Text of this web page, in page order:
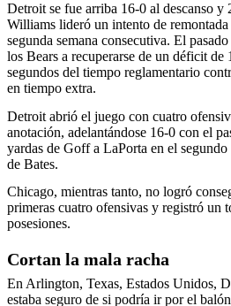
Detroit se fue arriba 16-0 al descanso y
Williams lideró un intento de
segunda semana consecutiva. El
los Bears a recuperarse de un déficit de
segundos del tiempo reglamentario
en tiempo extra.
Detroit abrió el juego con cuatro
anotación, adelantándose 16-0 con el
yardas de Goff a LaPorta en el
de Bates.
Chicago, mientras tanto, no logró
primeras cuatro ofensivas y registró un
posesiones.
Cortan la mala racha
En Arlington, Texas, Estados Unidos,
estaba seguro de si podría ir por el